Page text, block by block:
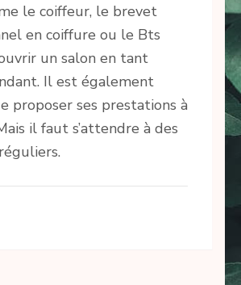
le coiffeur, le brevet
en coiffure ou le Bts
un salon en tant
Il est également
proposer ses prestations à
il faut s’attendre à des